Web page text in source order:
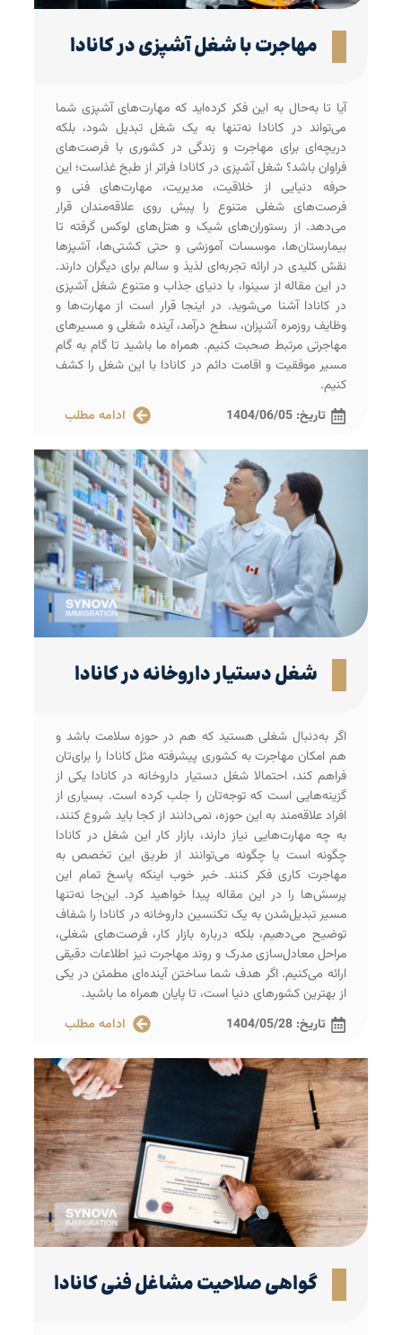
مهاجرت با شغل آشپزی در کانادا
آیا تا به‌حال به این فکر کرده‌اید که مهارت‌های آشپزی شما
می‌تواند در کانادا نه‌تنها به یک شغل تبدیل شود، بلکه
دریچه‌ای برای مهاجرت و زندگی در کشوری با فرصت‌های
فراوان باشد؟ شغل آشپزی در کانادا فراتر از طبخ غذاست؛ این
حرفه دنیایی از خلاقیت، مدیریت، مهارت‌های فنی و
فرصت‌های شغلی متنوع را پیش روی علاقه‌مندان قرار
می‌دهد. از رستوران‌های شیک و هتل‌های لوکس گرفته تا
بیمارستان‌ها، موسسات آموزشی و حتی کشتی‌ها، آشپزها
نقش کلیدی در ارائه تجربه‌ای لذیذ و سالم برای دیگران دارند.
در این مقاله از سینوا، با دنیای جذاب و متنوع شغل آشپزی
در کانادا آشنا می‌شوید. در اینجا قرار است از مهارت‌ها و
وظایف روزمره آشپزان، سطح درآمد، آینده شغلی و مسیرهای
مهاجرتی مرتبط صحبت کنیم. همراه ما باشید تا گام به گام
مسیر موفقیت و اقامت دائم در کانادا با این شغل را کشف
کنیم.
تاریخ: 1404/06/05 ادامه مطلب
شغل دستیار داروخانه در کانادا
اگر به‌دنبال شغلی هستید که هم در حوزه سلامت باشد و
هم امکان مهاجرت به کشوری پیشرفته مثل کانادا را برای‌تان
فراهم کند، احتمالا شغل دستیار داروخانه در کانادا یکی از
گزینه‌هایی است که توجه‌تان را جلب کرده است. بسیاری از
افراد علاقه‌مند به این حوزه، نمی‌دانند از کجا باید شروع کنند،
به چه مهارت‌هایی نیاز دارند، بازار کار این شغل در کانادا
چگونه است یا چگونه می‌توانند از طریق این تخصص به
مهاجرت کاری فکر کنند. خبر خوب اینکه پاسخ تمام این
پرسش‌ها را در این مقاله پیدا خواهید کرد. این‌جا نه‌تنها
مسیر تبدیل‌شدن به یک تکنسین داروخانه در کانادا را شفاف
توضیح می‌دهیم، بلکه درباره بازار کار، فرصت‌های شغلی،
مراحل معادل‌سازی مدرک و روند مهاجرت نیز اطلاعات دقیقی
ارائه می‌کنیم. اگر هدف شما ساختن آینده‌ای مطمئن در یکی
از بهترین کشورهای دنیا است، تا پایان همراه ما باشید.
تاریخ: 1404/05/28 ادامه مطلب
گواهی صلاحیت مشاغل فنی کانادا